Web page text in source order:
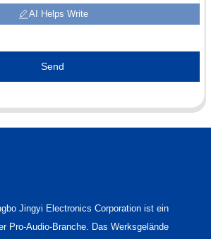
AI Helps Write
Send
Jingyi Electronics Corporation ist ein
Pro-Audio-Branche. Das Werksgelände